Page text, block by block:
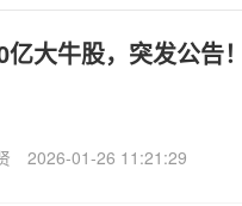
大牛股，突发公告
2026-01-26 11:21:29